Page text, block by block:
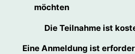
möchten
Die Teilnahme ist
Eine Anmeldung ist